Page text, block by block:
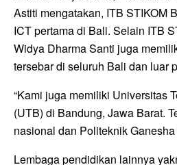
Astiti mengatakan, ITB STIKOM
ICT pertama di Bali. Selain ITB
Widya Dharma Santi juga
tersebar di seluruh Bali dan luar
“Kami juga memiliki Universitas
(UTB) di Bandung, Jawa Barat.
nasional dan Politeknik Ganesha
Lembaga pendidikan lainnya